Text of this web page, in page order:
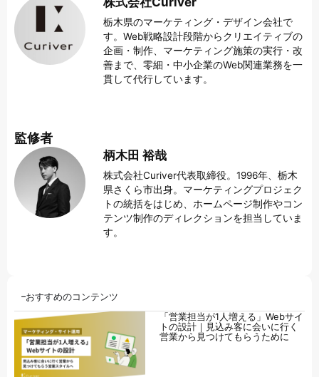
栃木県のマーケティング・デザイン会社で
す。Web戦略設計段階からクリエイティブの
企画・制作、マーケティング施策の実行・改
善まで、零細・中小企業のWeb関連業務を一
貫して代行しています。
監修者
柄木田 裕哉
株式会社Curiver代表取締役。1996年、栃木
県さくら市出身。マーケティングプロジェク
トの統括をはじめ、ホームページ制作やコン
テンツ制作のディレクションを担当していま
す。
おすすめのコンテンツ
「営業担当が1人増える」Webサイ
トの設計｜見込み客に会いに行く
営業から見つけてもらうために